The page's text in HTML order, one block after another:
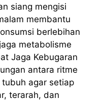
siang mengisi
membantu
berlebihan
metabolisme
Jaga Kebugaran
antara ritme
agar setiap
terarah, dan